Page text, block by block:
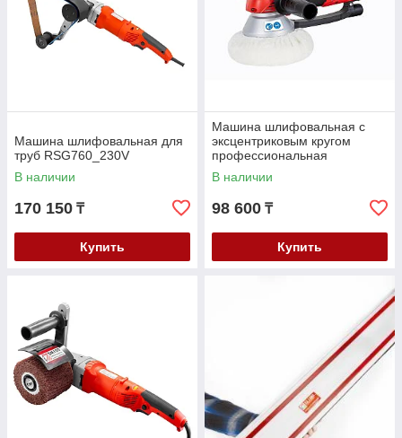
Машина шлифовальная для
труб RSG760_230V
В наличии
170 150 ₸
Купить
Машина шлифовальная с
эксцентриковым кругом
профессиональная
EZS150PRO_230V
В наличии
98 600 ₸
Купить